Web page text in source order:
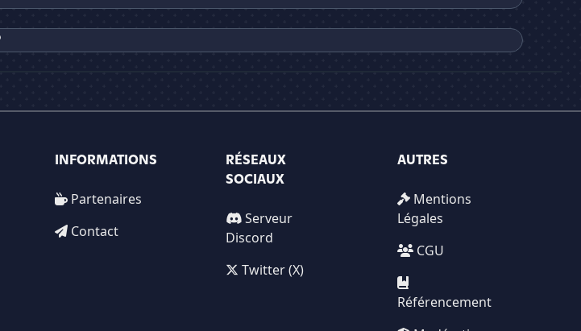
INFORMATIONS
Partenaires
Contact
RÉSEAUX
SOCIAUX
Serveur
Discord
Twitter (X)
AUTRES
Mentions
Légales
CGU
Référencement